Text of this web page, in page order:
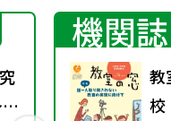
機関
教
校